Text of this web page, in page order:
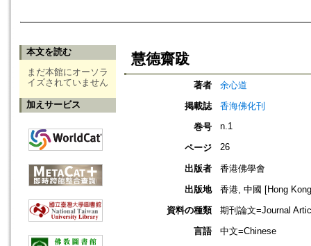
本文を読む
まだ本館にオーソラ
イズされていません
加えサービス
慧德齋跋
著者
余心道
掲載誌
香海佛化刊
巻号
n.1
ページ 26
出版者
香港佛學會
出版地
香港, 中國 [Hong
資料の種類
期刊論文=Journal
言語
中文=Chinese